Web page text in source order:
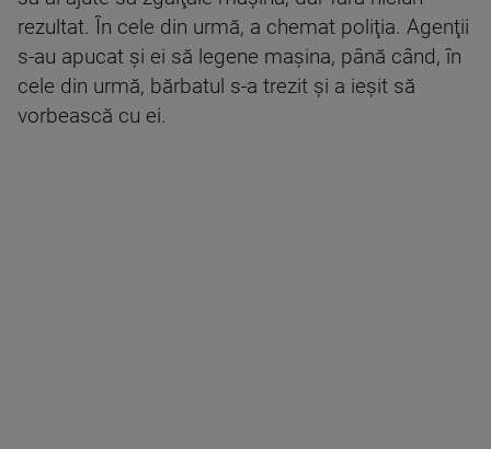
rezultat. În cele din urmă, a chemat poliţia. Agenţii
s-au apucat şi ei să legene maşina, până când, în
cele din urmă, bărbatul s-a trezit şi a ieşit să
vorbească cu ei.